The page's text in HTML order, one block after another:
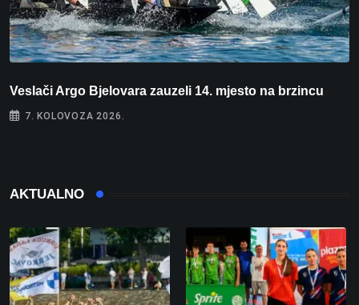
Veslači Argo Bjelovara zauzeli 14. mjesto na brzincu
7. KOLOVOZA 2026.
AKTUALNO